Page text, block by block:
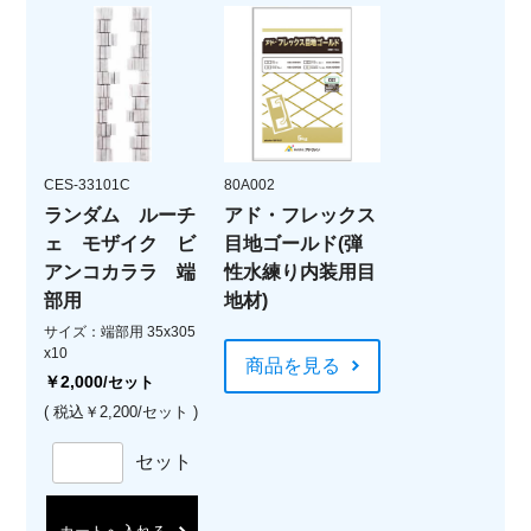
CES-33101C
ランダム ルーチ
ェ モザイク ビ
アンコカララ 端
部用
サイズ：端部用 35x305
x10
￥2,000/セット
( 税込￥2,200/セット )
セット
80A002
アド・フレックス
目地ゴールド(弾
性水練り内装用目
地材)
商品を見る